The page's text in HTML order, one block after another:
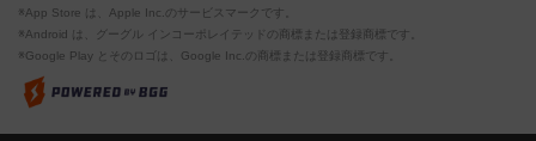
※App Store は、Apple Inc.のサービスマークです。
※Android は、グーグル インコーポレイテッドの商標または登録商標です。
※Google Play とそのロゴは、Google Inc.の商標または登録商標です。